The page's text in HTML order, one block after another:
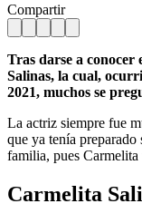
Compartir
Tras darse a conocer
Salinas, la cual,
2021, muchos se
La actriz siempre fue
que ya tenía preparado
familia, pues
Carmelita